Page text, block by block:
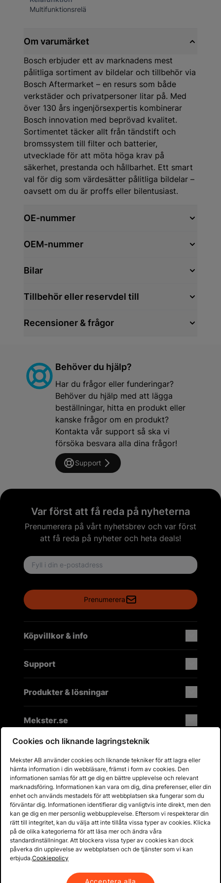
Multifunktionsrelä
Om varumärket
Bosch erbjuder ett av marknadens mest
pålitliga sortiment av bildelar och tillbehör via
Bosch Aftermarket – en resurs som både
verkstäder och privatpersoner litar på. Med
över 130 års ingenjörsexpertis kombinerar
Bosch innovation med beprövad kvalitet.
Sortimentet täcker allt från tändstift och
bromssystem till filter och batterier,
utvecklade för att möta höga krav på
säkerhet, prestanda och hållbarhet. Ett smart
val för dig som värdesätter pålitliga bildelar –
oavsett om du är proffs eller bilentusiast.
OE-nummer
OEM-nummer
Bilar
Tillbehör eller reservdel till
Recensioner & frågor
Behöver du hjälp?
Har du frågor eller funderingar?
Behöver du hjälp med att lägga
beställningar, hitta en produkt eller
kanske frågor om en produkt?
Kontakta vår support så ska vi
försöka besvara alla dina frågor!
Support
Var först att få reda på nyheterna
Prenumerera på vårt nyhetsbrev och var först
att få reda på nyheter och heta deals!
Email address
Prenumerera
Köpvillkor & info
Support
Produkter & lösningar
Mekster.se
Prisgaranti på reservdelar
Lager i Sverige
60 dagars öppet köp
Fria returer
Cookies och liknande lagringsteknik
Mekster AB använder cookies och liknande tekniker för att lagra eller
hämta information i din webbläsare, främst i form av cookies. Den
informationen samlas för att ge dig en bättre upplevelse och relevant
marknadsföring. Informationen kan vara om dig, dina preferenser, eller din
enhet och används mestadels för att webbplatsen ska fungerar som du
förväntar dig. Informationen identifierar dig vanligtvis inte direkt, men den
kan ge dig en mer personlig webbupplevelse. Eftersom vi respekterar din
rätt till integritet, kan du välja att inte tillåta vissa typer av cookies. Klicka
på de olika kategorierna för att läsa mer och ändra våra
standardinställningar. Att blockera vissa typer av cookies kan dock
påverka din upplevelse av webbplatsen och de tjänster som vi kan
erbjuda.Cookiepolicy
Acceptera alla